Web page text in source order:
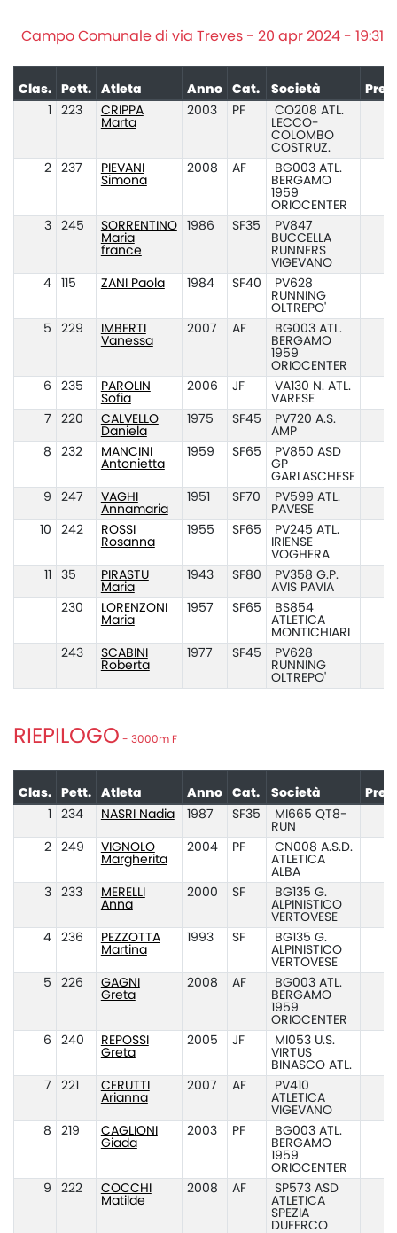
Campo Comunale di via Treves - 20 apr 2024 - 19:31
Clas. Pett. Atleta Anno Cat. Società
223
CRIPPA
Marta
2003 PF
CO208 ATL.
LECCO-
COLOMBO
COSTRUZ.
2
237
PIEVANI
Simona
2008 AF
BG003 ATL.
BERGAMO
1959
ORIOCENTER
3
245
SORRENTINO
Maria
france
1986 SF35
PV847
BUCCELLA
RUNNERS
VIGEVANO
4
115 ZANI Paola 1984 SF40
PV628
RUNNING
OLTREPO'
5 229
IMBERTI
Vanessa
2007 AF
BG003 ATL.
BERGAMO
1959
ORIOCENTER
6 235
PAROLIN
Sofia
2006 JF
VA130 N. ATL.
VARESE
7
220
CALVELLO
Daniela
1975 SF45
PV720 A.S.
AMP
8 232
MANCINI
Antonietta
1959 SF65
PV850 ASD
GP
GARLASCHESE
9 247
VAGHI
Annamaria
1951 SF70
PV599 ATL.
PAVESE
10 242
ROSSI
Rosanna
1955 SF65
PV245 ATL.
IRIENSE
VOGHERA
35
PIRASTU
Maria
1943 SF80
PV358 G.P.
AVIS PAVIA
230
LORENZONI
Maria
1957 SF65
BS854
ATLETICA
MONTICHIARI
243
SCABINI
Roberta
1977 SF45
PV628
RUNNING
OLTREPO'
RIEPILOGO - 3000m F
Clas. Pett. Atleta Anno Cat. Società
234 NASRI Nadia 1987 SF35
MI665 QT8-
RUN
2 249
VIGNOLO
Margherita
2004 PF
CN008 A.S.D.
ATLETICA
ALBA
3
233
MERELLI
Anna
2000 SF
BG135 G.
ALPINISTICO
VERTOVESE
4
236
PEZZOTTA
Martina
1993 SF
BG135 G.
ALPINISTICO
VERTOVESE
5
226
GAGNI
Greta
2008 AF
BG003 ATL.
BERGAMO
1959
ORIOCENTER
6 240
REPOSSI
Greta
2005 JF
MI053 U.S.
VIRTUS
BINASCO ATL.
7 221
CERUTTI
Arianna
2007 AF
PV410
ATLETICA
VIGEVANO
8
219
CAGLIONI
Giada
2003 PF
BG003 ATL.
BERGAMO
1959
ORIOCENTER
9
222
COCCHI
Matilde
2008 AF
SP573 ASD
ATLETICA
SPEZIA
DUFERCO